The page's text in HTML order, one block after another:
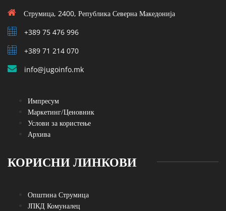
Струмица, 2400, Република Северна Македонија
+389 75 476 996
+389 71 214 070
info@jugoinfo.mk
Импресум
Маркетинг/Ценовник
Услови за користење
Архива
КОРИСНИ ЛИНКОВИ
Општина Струмица
ЈПКД Комуналец